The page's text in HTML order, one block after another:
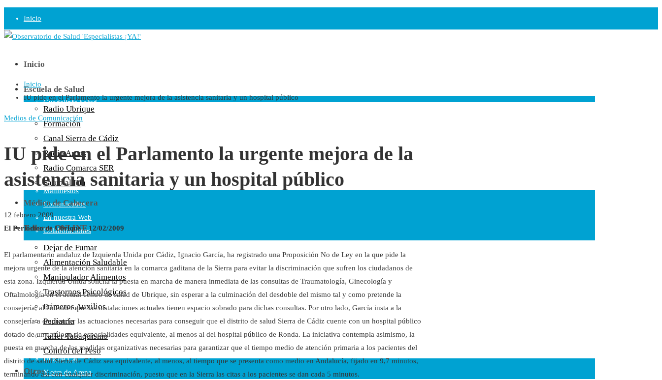
Inicio
Observatorio
Opinión
Radio
Guadalinfo Salud
Radio Guadalete
COPE Pontevedra
Salud en Radio Ubrique
Salud en Verano
Plataforma
Manifiestos
Comunicados
En nuestra Web
Colaboraciones
Cartas al Director
Medios de Comunicación
Otros
Vídeos
Audio
Cara Oscura Sanidad
Humor
Cal y Arena
Una de Cal
Y otra de Arena
Inicio
Escuela de Salud
Radio Ubrique
Formación
Canal Sierra de Cádiz
Radio Arcos
Radio Comarca SER
Salud al Día
Médico de Cabecera
Talleres ONLINE
Dejar de Fumar
Alimentación Saludable
Manipulador Alimentos
Trastornos Psicológicos
Primeros Auxilios
Pediatría
Taller Tabaquismo
Control del Peso
Otros
Inicio
IU pide en el Parlamento la urgente mejora de la asistencia sanitaria y un hospital público
Medios de Comunicación
IU pide en el Parlamento la urgente mejora de la
asistencia sanitaria y un hospital público
12 febrero 2009
El Periódico de Ubrique – 12/02/2009
El parlamentario andaluz de Izquierda Unida por Cádiz, Ignacio García, ha registrado una Proposición No de Ley en la que pide la
mejora urgente de la atención sanitaria en la comarca gaditana de la Sierra para evitar la discriminación que sufren los ciudadanos de
esta zona. Izquierda Unida solicita la puesta en marcha de manera inmediata de las consultas de Traumatología, Ginecología y
Oftalmología en el actual centro de salud de Ubrique, sin esperar a la culminación del desdoble del mismo tal y como pretende la
consejería, al entender que las instalaciones actuales tienen espacio sobrado para dichas consultas. Por otro lado, García insta a la
consejería a emprender las actuaciones necesarias para conseguir que el distrito de salud Sierra de Cádiz cuente con un hospital público
dotado de un catálogo de especialidades equivalente, al menos al del hospital público de Ronda. La iniciativa contempla asimismo, la
puesta en marcha de las medidas organizativas necesarias para garantizar que el tiempo medio de atención primaria a los pacientes del
distrito de salud Sierra de Cádiz sea equivalente, al menos, al tiempo que se presenta como medio en Andalucía, fijado en 9,7 minutos,
terminando así con cualquier discriminación, puesto que en la Sierra las citas a los pacientes se dan cada 5 minutos.